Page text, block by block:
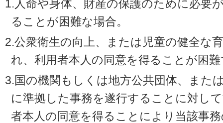
1.人命や身体、財産の保護のために必要
ることが困難な場合。
2.公衆衛生の向上、または児童の健全な
れ、利用者本人の同意を得ることが困
3.国の機関もしくは地方公共団体、また
に準拠した事務を遂行することに対し
者本人の同意を得ることにより当該事